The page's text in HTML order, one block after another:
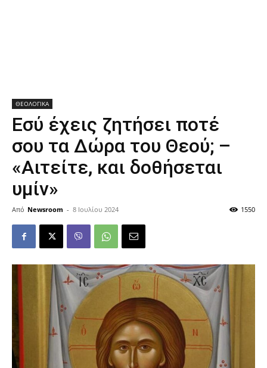
ΘΕΟΛΟΓΙΚΑ
Εσύ έχεις ζητήσει ποτέ
σου τα Δώρα του Θεού; –
«Αιτείτε, και δοθήσεται
υμίν»
Από Newsroom - 8 Ιουλίου 2024 1550